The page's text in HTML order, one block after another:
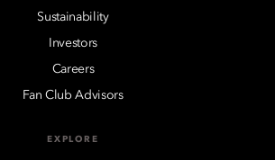
Sustainability
Investors
Careers
Fan Club Advisors
EXPLORE